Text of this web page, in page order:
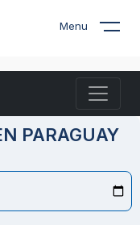
Menu
PARAGUAY